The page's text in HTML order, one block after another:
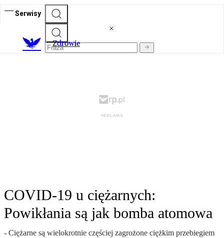
Serwisy
Zdrowie
COVID-19 u ciężarnych:
Powikłania są jak bomba atomowa
- Ciężarne są wielokrotnie częściej zagrożone ciężkim przebiegiem